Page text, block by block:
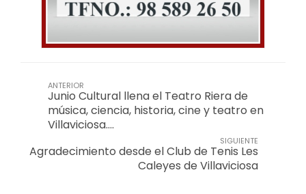
ANTERIOR
Junio Cultural llena el Teatro Riera de
música, ciencia, historia, cine y teatro en
Villaviciosa….
SIGUIENTE
Agradecimiento desde el Club de Tenis Les
Caleyes de Villaviciosa